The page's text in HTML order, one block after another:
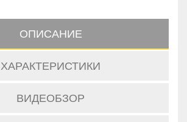
ОПИСАНИЕ
ХАРАКТЕРИСТИКИ
ВИДЕОБЗОР